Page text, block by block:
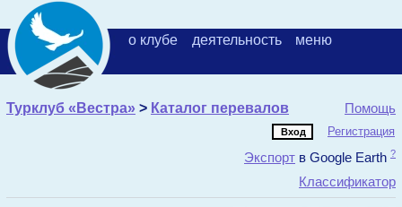
о клубе деятельность меню
Турклуб «Вестра» > Каталог перевалов Помощь
Регистрация
Экспорт в Google Earth ?
Классификатор